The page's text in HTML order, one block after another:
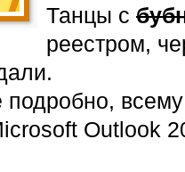
Танцы с
реестром,
Outlook